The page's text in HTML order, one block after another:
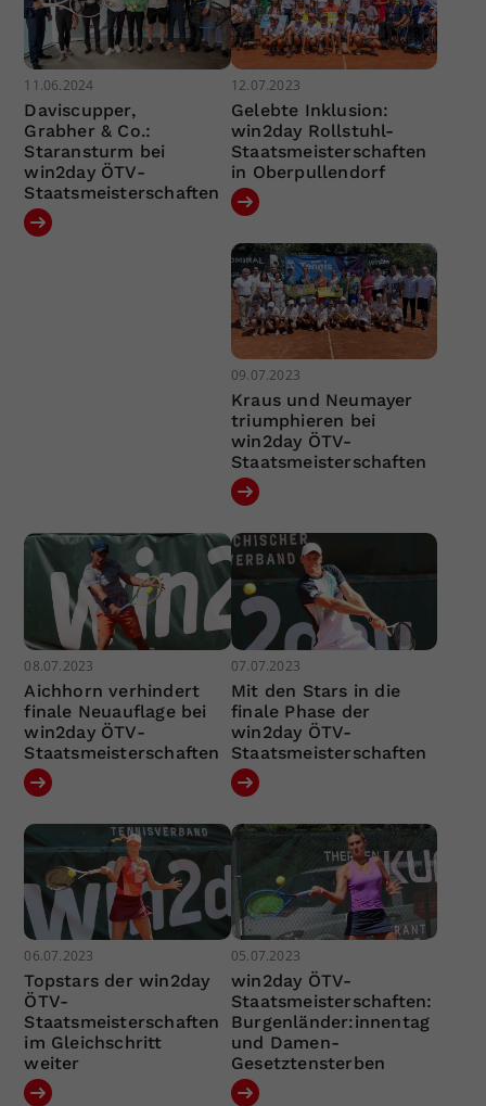
11.06.2024
Daviscupper,
Grabher & Co.:
Staransturm bei
win2day ÖTV-
Staatsmeisterschaften
12.07.2023
Gelebte Inklusion:
win2day Rollstuhl-
Staatsmeisterschaften
in Oberpullendorf
09.07.2023
Kraus und Neumayer
triumphieren bei
win2day ÖTV-
Staatsmeisterschaften
08.07.2023
Aichhorn verhindert
finale Neuauflage bei
win2day ÖTV-
Staatsmeisterschaften
07.07.2023
Mit den Stars in die
finale Phase der
win2day ÖTV-
Staatsmeisterschaften
06.07.2023
Topstars der win2day
ÖTV-
Staatsmeisterschaften
im Gleichschritt
weiter
05.07.2023
win2day ÖTV-
Staatsmeisterschaften:
Burgenländer:innentag
und Damen-
Gesetztensterben